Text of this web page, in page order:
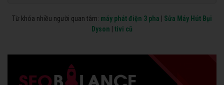
Từ khóa nhiều người quan tâm: máy phát điện 3 pha
Sửa Máy Hút Bụi
Dyson
tivi cũ